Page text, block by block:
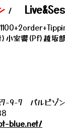
/
小室響(Pf)越坂
7-9-7 バルビゾ
blue.net/